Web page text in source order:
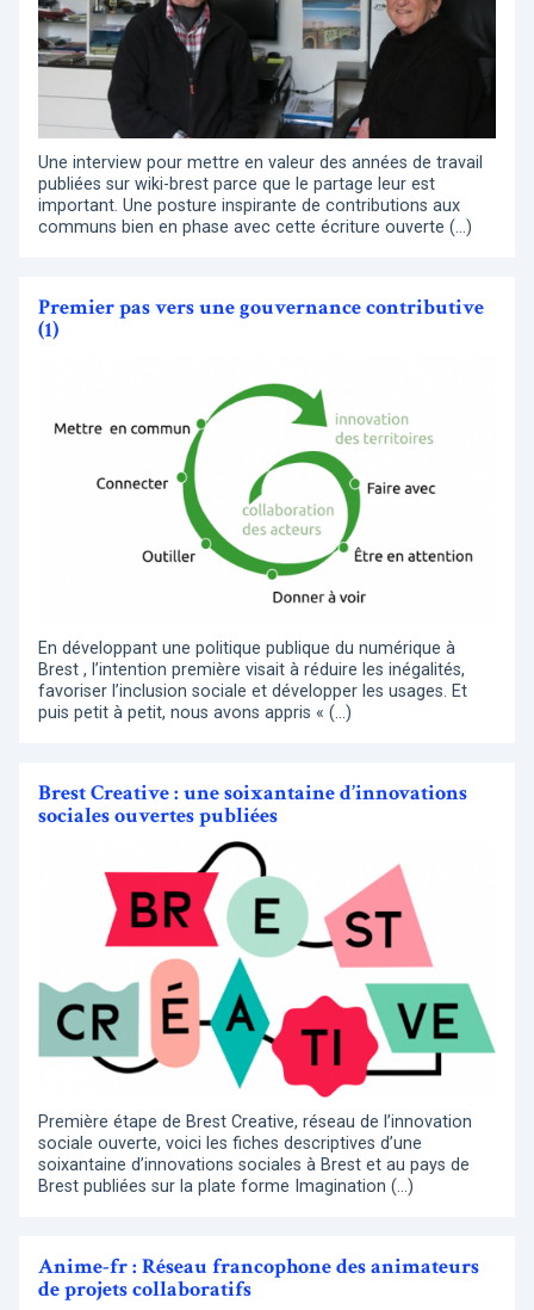
Une interview pour mettre en valeur des années de travail
publiées sur wiki-brest parce que le partage leur est
important. Une posture inspirante de contributions aux
communs bien en phase avec cette écriture ouverte (…)
Premier pas vers une gouvernance contributive
(1)
En développant une politique publique du numérique à
Brest , l’intention première visait à réduire les inégalités,
favoriser l’inclusion sociale et développer les usages. Et
puis petit à petit, nous avons appris « (…)
Brest Creative : une soixantaine d’innovations
sociales ouvertes publiées
Première étape de Brest Creative, réseau de l’innovation
sociale ouverte, voici les fiches descriptives d’une
soixantaine d’innovations sociales à Brest et au pays de
Brest publiées sur la plate forme Imagination (…)
Anime-fr : Réseau francophone des animateurs
de projets collaboratifs